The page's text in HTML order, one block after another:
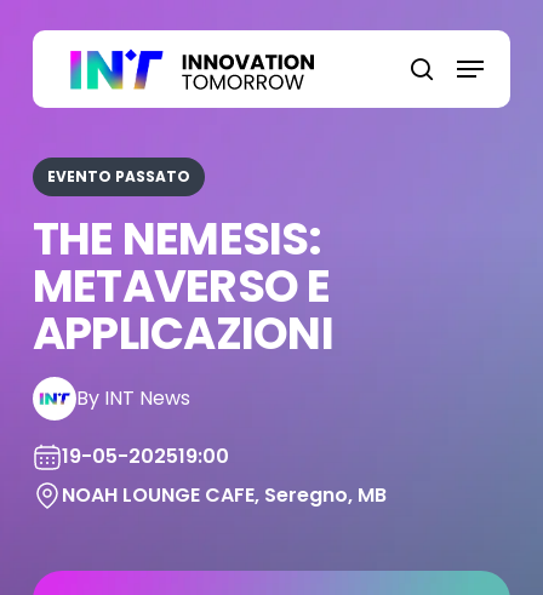
content
search
Menu
EVENTO PASSATO
THE NEMESIS:
METAVERSO E
APPLICAZIONI
By INT News
19-05-202519:00
NOAH LOUNGE CAFE, Seregno, MB